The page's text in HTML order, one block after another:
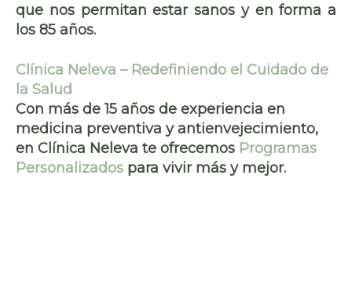
que nos permitan estar sanos y en forma a
los 85 años.
Clínica Neleva – Redefiniendo el Cuidado de
la Salud
Con más de 15 años de experiencia en
medicina preventiva y antienvejecimiento,
en Clínica Neleva te ofrecemos Programas
Personalizados para vivir más y mejor.